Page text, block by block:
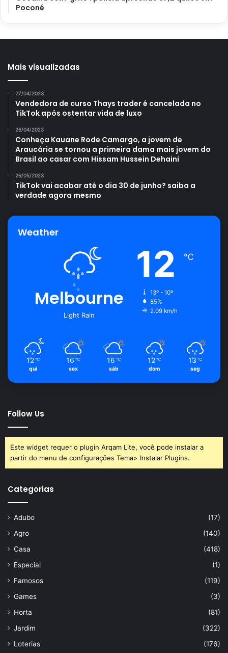
investir em figuras de predadores. Pequenas estátuas de
gavião e coruja podem ser utilizados na horta com o
mesmo objetivo do espantalho.
Ademais, você também pode proteger suas sementes e
brotos diretamente com sacos plásticos transparentes
fincados ao solo, pelo menos até as plantas crescerem o
suficiente para não serem mais tão atrativas para as aves.
Frutas também podem ser abrigadas em pequenas redes
para evitar a ação dos
sugestões, afastar os bichinhos dos cultivos ficou mais
fácil.
Avalie este post post
horta
Poconé
Mais visualizadas
27/04/2023
Vendedora de curso Thays trader é cancelada no
TikTok após ostentar vida de luxo
26/04/2023
Conheça Kauane Rode Camargo, a jovem de
Araucária se tornou a primeira dama mais jovem do
Brasil ao casar com Hissam Hussein Dehaini
26/05/2023
TikTok vai acabar até o dia 30 de junho? saiba a
verdade agora mesmo
Weather
Melbourne
Light Rain
12 ℃
13º - 10º
85%
2.09 km/h
12 ℃
qui
16 ℃
sex
16 ℃
sáb
12 ℃
dom
13 ℃
seg
Follow Us
Este widget requer o plugin Arqam Lite, você pode instalar a
partir do menu de configurações Tema> Instalar Plugins.
Categorias
Adubo
(17)
Agro
(140)
Casa
(418)
Especial
(1)
Famosos
(119)
Games
(3)
Horta
(81)
Jardim
(322)
Loterias
(176)